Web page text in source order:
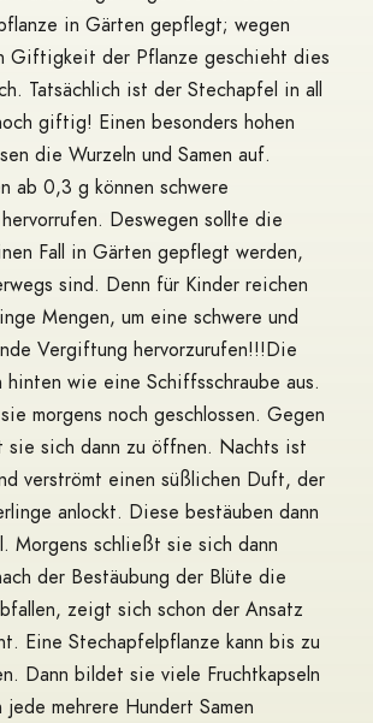
in Gärten gepflegt; wegen
Giftigkeit der Pflanze geschieht dies
Tatsächlich ist der Stechapfel in all
giftig! Einen besonders hohen
die Wurzeln und Samen auf.
ab 0,3 g können schwere
Deswegen sollte die
Fall in Gärten gepflegt werden,
sind. Denn für Kinder reichen
Mengen, um eine schwere und
Vergiftung hervorzurufen!!!Die
hinten wie eine Schiffsschraube aus.
morgens noch geschlossen. Gegen
sich dann zu öffnen. Nachts ist
verströmt einen süßlichen Duft, der
anlockt. Diese bestäuben dann
Morgens schließt sie sich dann
der Bestäubung der Blüte die
zeigt sich schon der Ansatz
Eine Stechapfelpflanze kann bis zu
Dann bildet sie viele Fruchtkapseln
jede mehrere Hundert Samen